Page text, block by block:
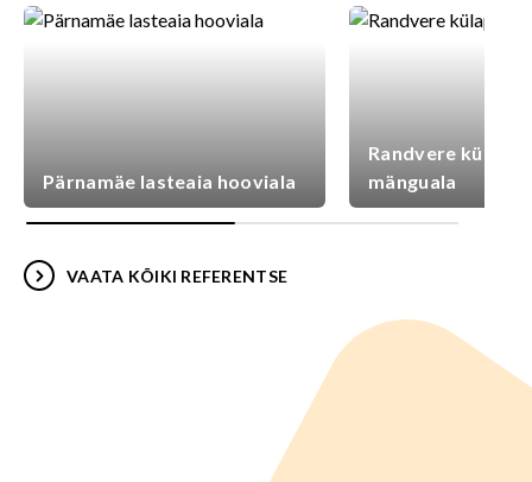
Pärnamäe lasteaia hooviala
Randvere
mänguala
VAATA KÕIKI REFERENTSE